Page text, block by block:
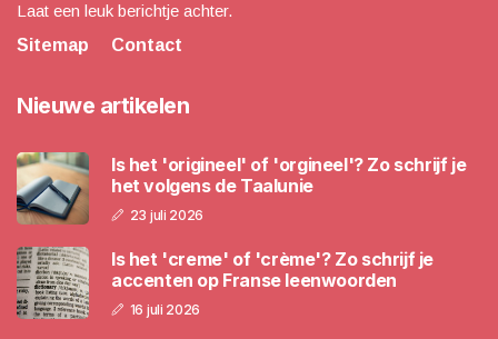
Laat een leuk berichtje achter.
Sitemap
Contact
Nieuwe artikelen
Is het 'origineel' of 'orgineel'? Zo schrijf je
het volgens de Taalunie
23 juli 2026
Is het 'creme' of 'crème'? Zo schrijf je
accenten op Franse leenwoorden
16 juli 2026